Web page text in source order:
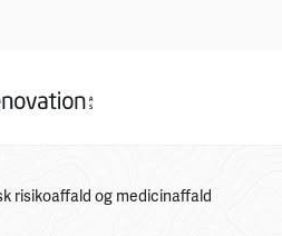
risikoaffald og medicinaffald